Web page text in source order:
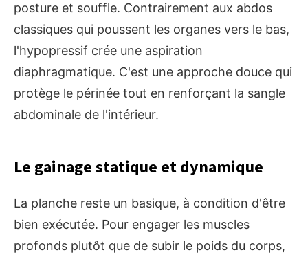
posture et souffle. Contrairement aux abdos
classiques qui poussent les organes vers le bas,
l'hypopressif crée une aspiration
diaphragmatique. C'est une approche douce qui
protège le périnée tout en renforçant la sangle
abdominale de l'intérieur.
Le gainage statique et dynamique
La planche reste un basique, à condition d'être
bien exécutée. Pour engager les muscles
profonds plutôt que de subir le poids du corps,